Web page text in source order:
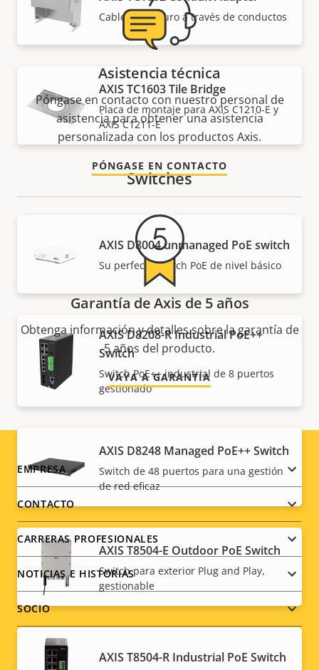
Cableado seguro a través de conductos
AXIS TC1603 Tile Bridge
Placa de montaje para AXIS C1210-E y
AXIS C1211-E
Switches
AXIS ​D8004 unmanaged PoE switch
Su perfecto switch PoE de nivel básico
AXIS D8208-R Industrial PoE++
Switch
Switch PoE++ industrial de 8 puertos
gestionado
AXIS D8248 Managed PoE++ Switch
Switch de 48 puertos para una gestión
de red eficaz
AXIS T8504-E Outdoor PoE Switch
Switch para exterior Plug and Play,
gestionable
AXIS T8504-R Industrial PoE Switch
Asistencia técnica
Póngase en contacto con nuestro personal de
asistencia para obtener una asistencia
personalizada con los productos Axis.
PÓNGASE EN CONTACTO
Garantía de Axis de 5 años
Obtenga información y detalles sobre la garantía de
5 años del producto.
VAYA A GARANTÍA
Footer
menu
EMPRESA
CONTACTO
CARRERAS PROFESIONALES
NOTICIAS E HISTORIAS
SOCIO